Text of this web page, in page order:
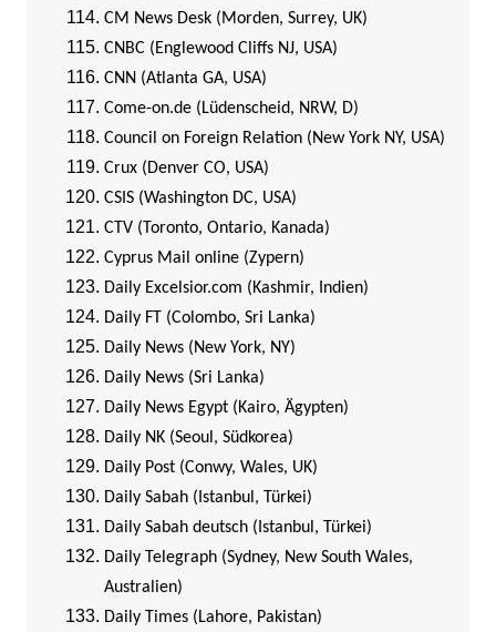
CM News Desk (Morden, Surrey, UK)
CNBC (Englewood Cliffs NJ, USA)
CNN (Atlanta GA, USA)
Come-on.de (Lüdenscheid, NRW, D)
Council on Foreign Relation (New York NY, USA)
Crux (Denver CO, USA)
CSIS (Washington DC, USA)
CTV (Toronto, Ontario, Kanada)
Cyprus Mail online (Zypern)
Daily Excelsior.com (Kashmir, Indien)
Daily FT (Colombo, Sri Lanka)
Daily News (New York, NY)
Daily News (Sri Lanka)
Daily News Egypt (Kairo, Ägypten)
Daily NK (Seoul, Südkorea)
Daily Post (Conwy, Wales, UK)
Daily Sabah (Istanbul, Türkei)
Daily Sabah deutsch (Istanbul, Türkei)
Daily Telegraph (Sydney, New South Wales,
Australien)
Daily Times (Lahore, Pakistan)